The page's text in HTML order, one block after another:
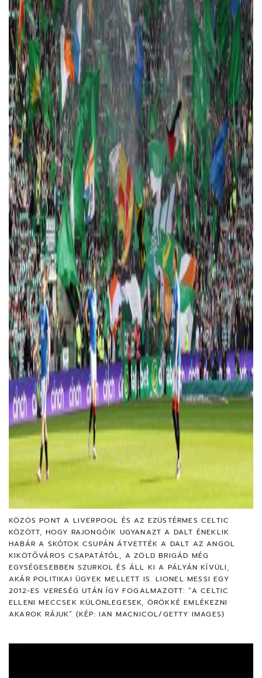
KÖZÖS PONT A LIVERPOOL ÉS AZ EZÜSTÉRMES CELTIC
KÖZÖTT, HOGY RAJONGÓIK UGYANAZT A DALT ÉNEKLIK.
HABÁR A SKÓTOK CSUPÁN ÁTVETTÉK A DALT AZ ANGOL
KIKÖTŐVÁROS CSAPATÁTÓL, A ZÖLD BRIGÁD MÉG
EGYSÉGESEBBEN SZURKOL ÉS ÁLL KI A PÁLYÁN KÍVÜLI,
AKÁR POLITIKAI ÜGYEK MELLETT IS. LIONEL MESSI EGY
2012-ES VERESÉG UTÁN ÍGY FOGALMAZOTT: “A CELTIC
ELLENI MECCSEK KÜLÖNLEGESEK, ÖRÖKKÉ EMLÉKEZNI
AKAROK RÁJUK” (KÉP: IAN MACNICOL/GETTY IMAGES)